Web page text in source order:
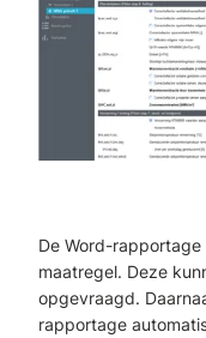
De Word-
maatregel. Deze
opgevraagd.
rapportage